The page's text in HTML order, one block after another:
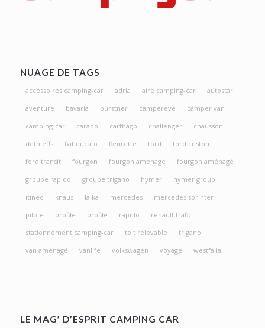
NUAGE DE TAGS
accessoires camping-car adria aire camping-car
autostar
aventure
bavaria burstner campereve
camper van
camping-car
carado carthago challenger
chausson
dethleffs
fiat ducato fleurette ford
ford custom
ford transit
fourgon fourgon amenage
fourgon aménagé
groupe rapido
groupe trigano hymer
hymer group
itineo
knaus laika mercedes
mercedes sprinter
pilote
profile profilé rapido
renault trafic
stationnement camping-car
toit relevable
trigano
van aménagé
vanlife volkswagen voyage westfalia
LE MAG’ D’ESPRIT CAMPING CAR